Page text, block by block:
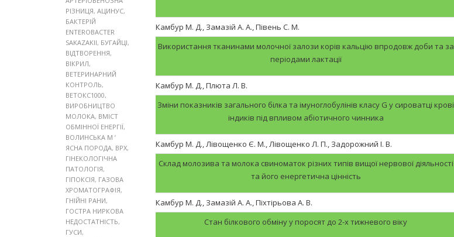
РІЗНИЦЯ, АЦИНУС,
БАКТЕРІЙ
ENTEROBACTER
SAKAZAKII, БУГАЙЦІ,
ВІДТВОРЕННЯ,
ВІКРИЛ,
ВЕТЕРИНАРНИЙ
КОНТРОЛЬ,
ВЕТОКС1000,
ВИРОБНИЦТВО
МОЛОКА, ВМІСТ
ОБМІННОЇ ЕНЕРГІЇ,
ВОЛИНСЬКА М ’
ЯСНА ПОРОДА, ВРХ,
ГІНЕКОЛОГІЧНА
ПАТОЛОГІЯ,
ГІПОКСІЯ, ГАЗОВА
ХРОМАТОГРАФІЯ,
ГНІЙНІ РАНИ,
ГОСТРА НИРКОВА
НЕДОСТАТНІСТЬ,
ГУСИ,
Камбур М. Д., Замазій А. А., Півень С. М.
Використання тканинами молочної залози корів кальцію впродовж доби та за
періодами лактації
Камбур М. Д., Плюта Л. В.
Зміни показників загального білка та імуноглобулінів класу G у сироватці крові
індиків під впливом абіотичного чинника
Камбур М. Д., Лівощенко Є. М., Лівощенко Л. П., Задорожний І. В.
Склад молозива та молока свиноматок різних типів вищої нервової діяльності
та його енергетична цінність
Камбур М. Д., Замазій А. А., Піхтірьова А. В.
Стан білкового обміну у поросят до 2-х тижневого віку